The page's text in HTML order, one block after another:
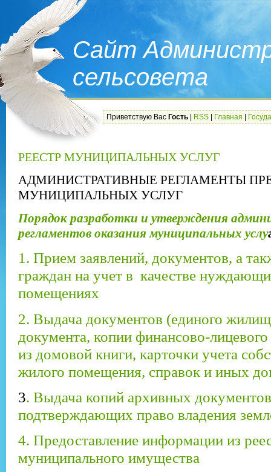
Сайт
сельсовета
Приветствую Вас Гость RSS Главная
РЕЕСТР МУНИЦИПАЛЬНЫХ УСЛУГ
АДМИНИСТРАТИВНЫЕ РЕГЛАМЕНТЫ
МУНИЦИПАЛЬНЫХ УСЛУГ
Порядок разработки и утверждения
регламентов оказания муниципальных услу
1. Прием заявлений, документов, а
граждан на учет в качестве
помещениях
2. Выдача документов (единого
документа, копии финансово-
из домовой книги, карточки учета
жилого помещения, справок и иных
3. Выдача копий архивных
подтверждающих право владения
4. Предоставление информации из
муниципального имущества